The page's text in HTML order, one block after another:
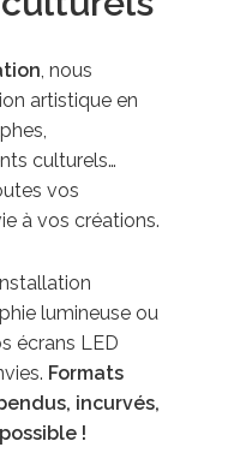
, nous
artistique en
culturels…
vos
à vos créations.
lumineuse ou
écrans LED
Formats
incurvés,
!